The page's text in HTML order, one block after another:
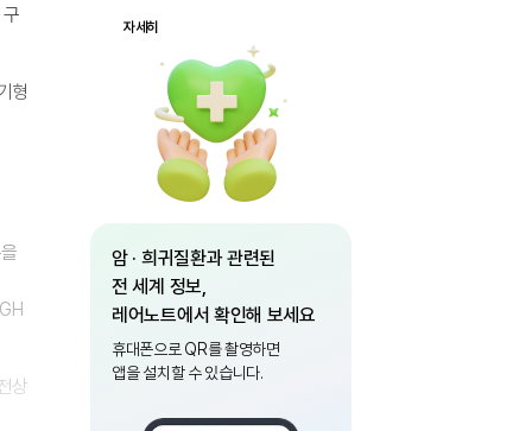
형
상
자세히
암 · 희귀질환과 관련된
전 세계 정보,
레어노트에서 확인해 보세요
휴대폰으로 QR를 촬영하면
앱을 설치할 수 있습니다.